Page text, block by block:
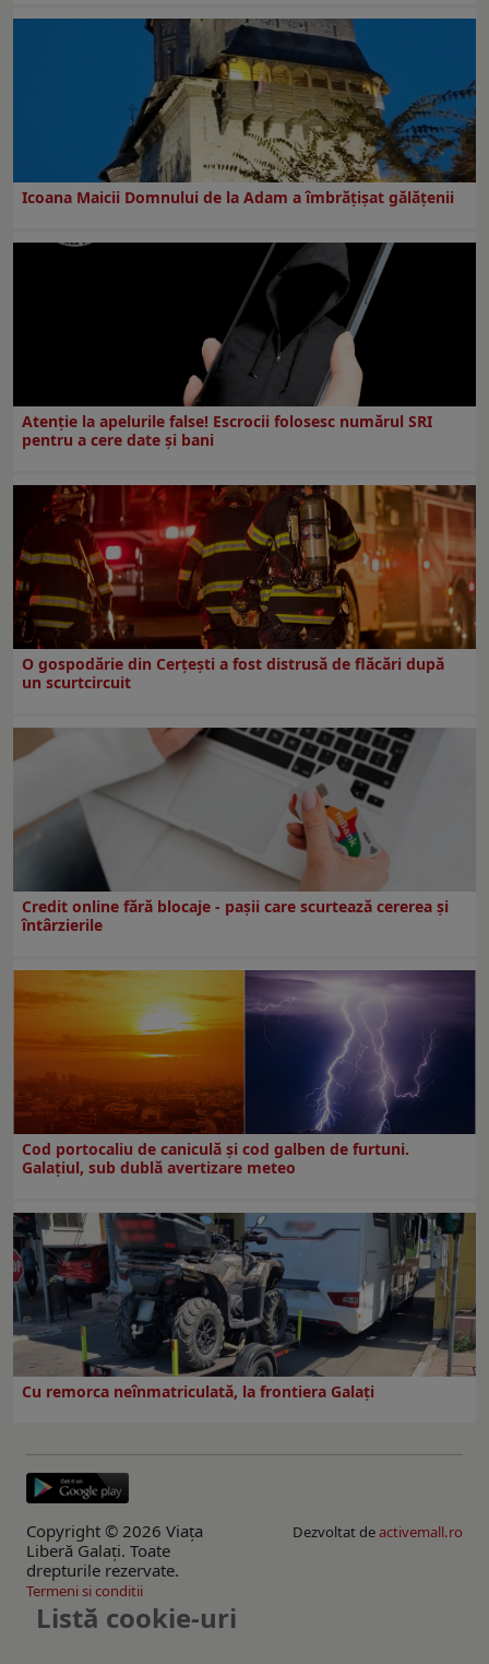
Icoana Maicii Domnului de la Adam a îmbrățișat gălățenii
Atenție la apelurile false! Escrocii folosesc numărul SRI
pentru a cere date și bani
O gospodărie din Cerțești a fost distrusă de flăcări după
un scurtcircuit
Credit online fără blocaje - pașii care scurtează cererea și
întârzierile
Cod portocaliu de caniculă și cod galben de furtuni.
Galațiul, sub dublă avertizare meteo
Cu remorca neînmatriculată, la frontiera Galați
Copyright © 2026 Viaţa
Liberă Galaţi. Toate
drepturile rezervate.
Dezvoltat deactivemall.ro
Termeni si conditii
Listă cookie-uri